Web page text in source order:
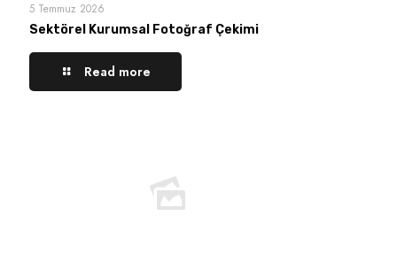
5 Temmuz 2026
Sektörel Kurumsal Fotoğraf Çekimi
Read more